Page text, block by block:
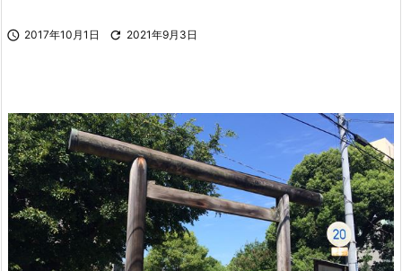
 2017年10月1日  2021年9月3日